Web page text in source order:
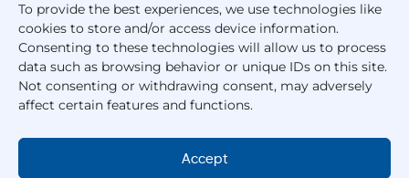
To provide the best experiences, we use technologies like
cookies to store and/or access device information.
Consenting to these technologies will allow us to process
data such as browsing behavior or unique IDs on this site.
Not consenting or withdrawing consent, may adversely
affect certain features and functions.
Accept
+44 1437 753 000
Coleg Sir Benfro